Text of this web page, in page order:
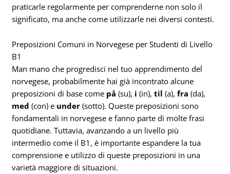
praticarle regolarmente per comprenderne non solo il
significato, ma anche come utilizzarle nei diversi contesti.
Preposizioni Comuni in Norvegese per Studenti di Livello
B1
Man mano che progredisci nel tuo apprendimento del
norvegese, probabilmente hai già incontrato alcune
preposizioni di base come på (su), i (in),til (a),fra (da),
med (con) e under (sotto). Queste preposizioni sono
fondamentali in norvegese e fanno parte di molte frasi
quotidiane. Tuttavia, avanzando a un livello più
intermedio come il B1, è importante espandere la tua
comprensione e utilizzo di queste preposizioni in una
varietà maggiore di situazioni.